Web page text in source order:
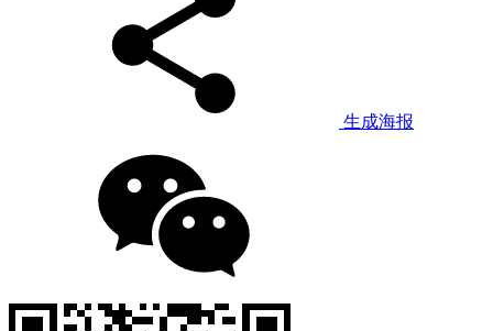
生成海报